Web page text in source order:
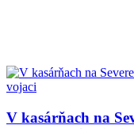
V kasárňach na